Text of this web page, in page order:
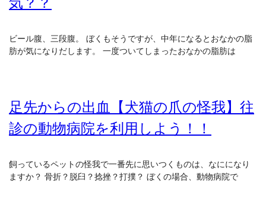
ビール腹、三段腹。 ぼくもそうですが、中年になるとおなかの脂
肪が気になりだします。 一度ついてしまったおなかの脂肪は
足先からの出血【犬猫の爪の怪我】往
診の動物病院を利用しよう！！
飼っているペットの怪我で一番先に思いつくものは、なにになり
ますか？ 骨折？脱臼？捻挫？打撲？ ぼくの場合、動物病院で